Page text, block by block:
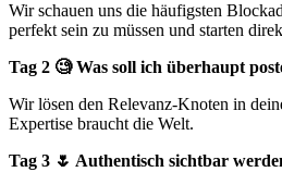
Wir schauen uns die häufigsten
perfekt sein zu müssen und starten
Tag 2 🧐 Was soll ich überhaupt
Wir lösen den Relevanz-Knoten in
Expertise braucht die Welt.
Tag 3 🌷 Authentisch sichtbar